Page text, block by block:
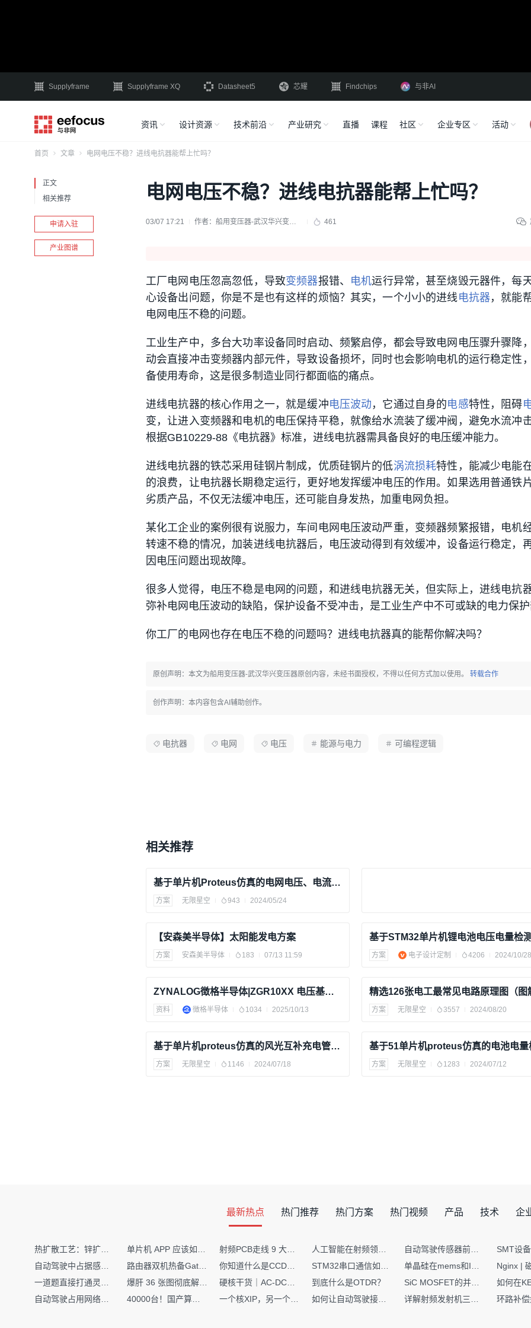
Supplyframe Supplyframe XQ Datasheet5 芯耀 Findchips 与非AI
资讯 设计资源 技术前沿 产业研究 直播 课程 社区 企业专区 活动
首页 文章 电网电压不稳？进线电抗器能帮上忙吗？
正文
相关推荐
申请入驻
产业图谱
电网电压不稳？进线电抗器能帮上忙吗？
03/07 17:21 作者： 船用变压器-武汉华兴变压器 461
工厂电网电压忽高忽低，导致变频器报错、 电机运行异常，甚至烧毁元器件，每
心设备出问题，你是不是也有这样的烦恼？其实，一个小小的进线电抗器，就能
电网电压不稳的问题。
工业生产中，多台大功率设备同时启动、频繁启停，都会导致电网电压骤升骤降
动会直接冲击变频器内部元件，导致设备损坏，同时也会影响电机的运行稳定性
备使用寿命，这是很多制造业同行都面临的痛点。
进线电抗器的核心作用之一，就是缓冲电压波动 ，它通过自身的电感特性，阻碍
变，让进入变频器和电机的电压保持平稳，就像给水流装了缓冲阀，避免水流冲击
根据GB10229-88《电抗器》标准，进线电抗器需具备良好的电压缓冲能力。
进线电抗器的铁芯采用硅钢片制成，优质硅钢片的低涡流损耗特性，能减少电能
的浪费，让电抗器长期稳定运行，更好地发挥缓冲电压的作用。如果选用普通铁
劣质产品，不仅无法缓冲电压，还可能自身发热，加重电网负担。
某化工企业的案例很有说服力，车间电网电压波动严重，变频器频繁报错，电机
转速不稳的情况，加装进线电抗器后，电压波动得到有效缓冲，设备运行稳定，
因电压问题出现故障。
很多人觉得，电压不稳是电网的问题，和进线电抗器无关，但实际上，进线电抗
弥补电网电压波动的缺陷，保护设备不受冲击，是工业生产中不可或缺的电力保护
你工厂的电网也存在电压不稳的问题吗？进线电抗器真的能帮你解决吗？
原创声明：本文为船用变压器-武汉华兴变压器原创内容，未经书面授权，不得以任何方式加以使用。 转载合作
创作声明：本内容包含AI辅助创作。
电抗器 电网 电压 能源与电力 可编程逻辑
相关推荐
基于单片机Proteus仿真的电网电压、电流、温度测量系统设计（仿真图、源代码）
方案 无限星空 943 2024/05/24
【安森美半导体】太阳能发电方案
方案 安森美半导体 183 07/13 11:59 方案 电子设计定制 4206 2024/10/28
ZYNALOG徴格半导体|ZGR10XX 电压基准源
资料 徴格半导体 1034 2025/10/13 方案 无限星空 3557 2024/08/20
基于单片机proteus仿真的风光互补充电管理系统设计（AD原理图、仿真图、源代码、讲解视频
方案 无限星空 1146 2024/07/18 方案 无限星空 1283 2024/07/12
最新热点 热门推荐 热门方案 热门视频 产品 技术 企
到底什么是OTDR？